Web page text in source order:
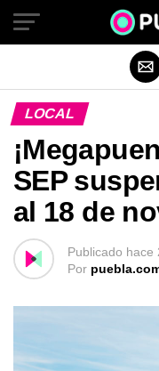
LOCAL
SEP
al 18 de
Publicado hace
Por
Salir